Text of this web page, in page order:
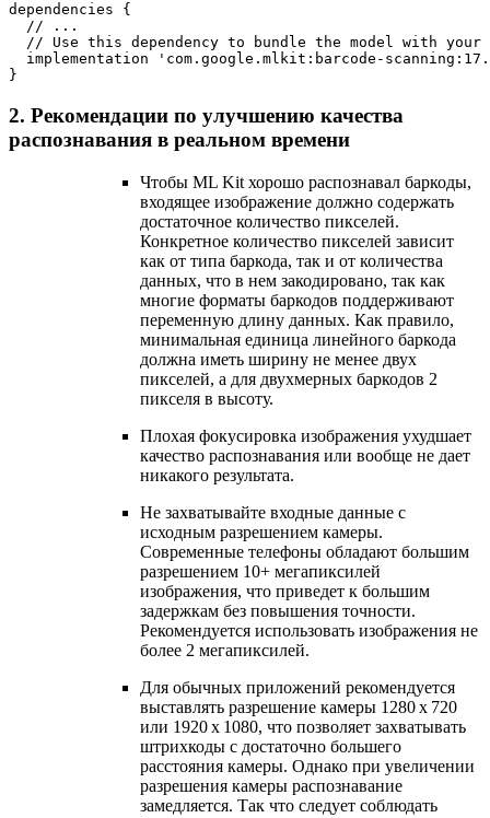
dependencies {
// ...
// Use this dependency to bundle the model with your
implementation 'com.google.mlkit:barcode-
}
2. Рекомендации по улучшению качества
распознавания в реальном времени
Чтобы ML Kit хорошо распознавал баркоды,
входящее изображение должно содержать
достаточное количество пикселей.
Конкретное количество пикселей зависит
как от типа баркода, так и от количества
данных, что в нем закодировано, так как
многие форматы баркодов поддерживают
переменную длину данных. Как правило,
минимальная единица линейного баркода
должна иметь ширину не менее двух
пикселей, а для двухмерных баркодов 2
пикселя в высоту.
Плохая фокусировка изображения ухудшает
качество распознавания или вообще не дает
никакого результата.
Не захватывайте входные данные с
исходным разрешением камеры.
Современные телефоны обладают большим
разрешением 10+ мегапиксилей
изображения, что приведет к большим
задержкам без повышения точности.
Рекомендуется использовать изображения не
более 2 мегапиксилей.
Для обычных приложений рекомендуется
выставлять разрешение камеры 1280 x 720
или 1920 x 1080, что позволяет захватывать
штрихкоды с достаточно большего
расстояния камеры. Однако при увеличении
разрешения камеры распознавание
замедляется. Так что следует соблюдать